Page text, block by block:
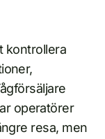
kontrollera
operatörer
resa, men